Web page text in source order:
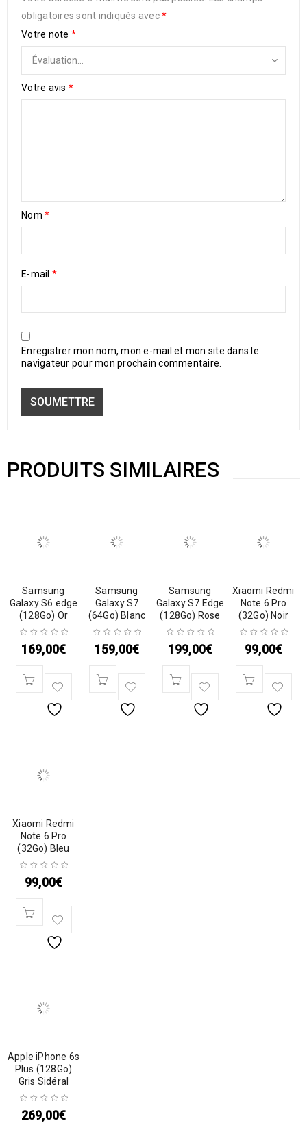
obligatoires sont indiqués avec*
Votre note *
Votre avis *
Nom *
E-mail *
Enregistrer mon nom, mon e-mail et mon site dans le
navigateur pour mon prochain commentaire.
PRODUITS SIMILAIRES
Samsung
Galaxy S6 edge
(128Go) Or
169,00€
Samsung
Galaxy S7
(64Go) Blanc
159,00€
Samsung
Galaxy S7 Edge
(128Go) Rose
199,00€
Xiaomi Redmi
Note 6 Pro
(32Go) Noir
99,00€
Xiaomi Redmi
Note 6 Pro
(32Go) Bleu
99,00€
Apple iPhone 6s
Plus (128Go)
Gris Sidéral
269,00€